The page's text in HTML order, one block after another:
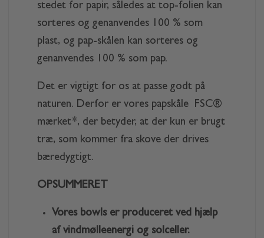
stedet for papir, således at top-folien kan
sorteres og genanvendes 100 % som
plast, og pap-skålen kan sorteres og
genanvendes 100 % som pap.
Det er vigtigt for os at passe godt på
naturen. Derfor er vores papskåle FSC®
mærket*, der betyder, at der kun er brugt
træ, som kommer fra skove der drives
bæredygtigt.
OPSUMMERET
Vores bowls er produceret ved hjælp
af vindmølleenergi og solceller.